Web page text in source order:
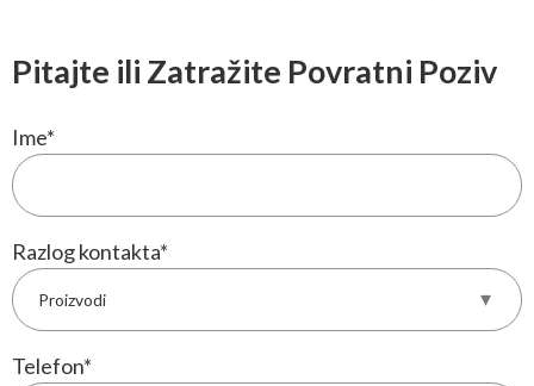
Pitajte ili Zatražite Povratni Poziv
Ime*
Razlog kontakta*
Telefon*